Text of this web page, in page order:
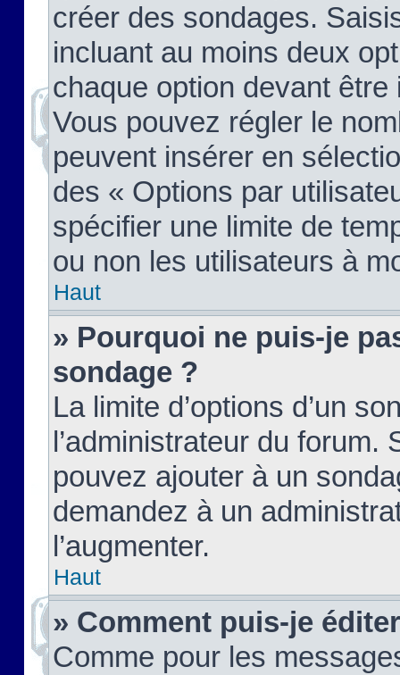
créer des sondages.
incluant au moins deux
chaque option devant
Vous pouvez régler le
peuvent insérer en
des « Options par
spécifier une limite de
ou non les utilisateurs à
Haut
» Pourquoi ne puis-je
sondage ?
La limite d’options d’un
l’administrateur du forum.
pouvez ajouter à un
demandez à un
l’augmenter.
Haut
» Comment puis-je
Comme pour les